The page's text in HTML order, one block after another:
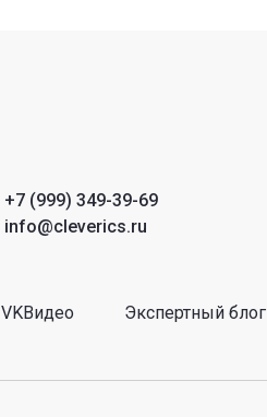
+7 (999) 349-39-69
info@cleverics.ru
VKВидео Экспертный блог